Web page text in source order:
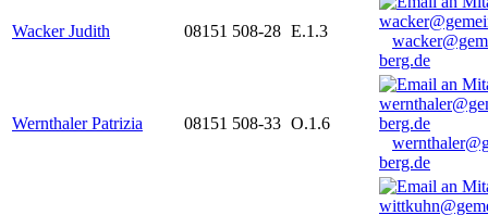
Wacker Judith 08151 508-28 E.1.3
berg.de
Wernthaler Patrizia 08151 508-33 O.1.6
berg.de